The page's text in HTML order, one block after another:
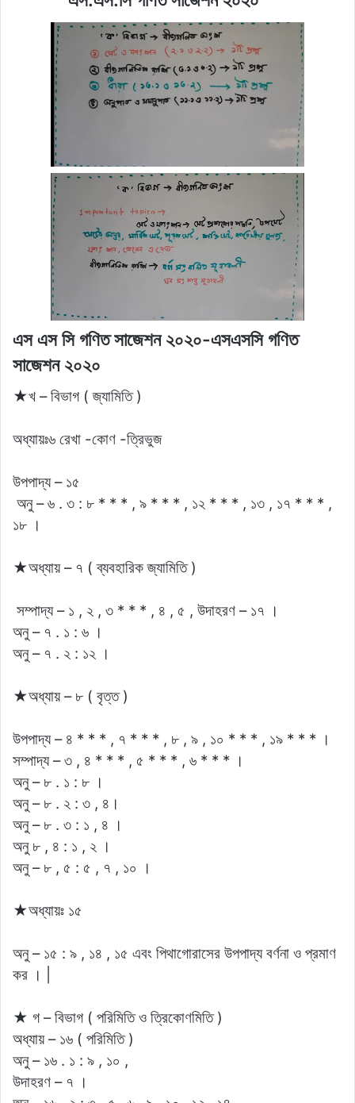
এস এস সি গণিত সাজেশন ২০২০-এসএসসি গণিত
সাজেশন ২০২০
★খ – বিভাগ ( জ্যামিতি )
অধ্যায়ঃ৬ রেখা -কোণ -ত্রিভুজ
উপপাদ্য – ১৫
অনু – ৬ . ৩ : ৮ * * * , ৯ * * * , ১২ * * * , ১৩ , ১৭ * * * ,
১৮ ।
★অধ্যায় – ৭ ( ব্যবহারিক জ্যামিতি )
সম্পাদ্য – ১ , ২ , ৩ * * * , ৪ , ৫ , উদাহরণ – ১৭ ।
অনু – ৭ . ১ : ৬ ।
অনু – ৭ . ২ : ১২ ।
★অধ্যায় – ৮ ( বৃত্ত )
উপপাদ্য – ৪ * * * , ৭ * * * , ৮ , ৯ , ১০ * * * , ১৯ * * * ।
সম্পাদ্য – ৩ , ৪ * * * , ৫ * * * , ৬ * * * ।
অনু – ৮ . ১ : ৮ ।
অনু – ৮ . ২ : ৩ , ৪।
অনু – ৮ . ৩ : ১ , ৪ ।
অনু ৮ , ৪ : ১ , ২ ।
অনু – ৮ , ৫ : ৫ , ৭ , ১০ ।
★অধ্যায়ঃ ১৫
অনু – ১৫ : ৯ , ১৪ , ১৫ এবং পিথাগােরাসের উপপাদ্য বর্ণনা ও প্রমাণ
কর । |
★ গ – বিভাগ ( পরিমিতি ও ত্রিকোণমিতি )
অধ্যায় – ১৬ ( পরিমিতি )
অনু – ১৬ . ১ : ৯ , ১০ ,
উদাহরণ – ৭ ।